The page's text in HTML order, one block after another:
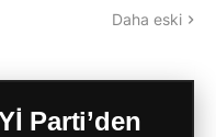
Daha eski
Parti’den